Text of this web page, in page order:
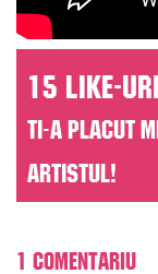
15 like-uri
Ti-a placut
artistul!
1 comentariu